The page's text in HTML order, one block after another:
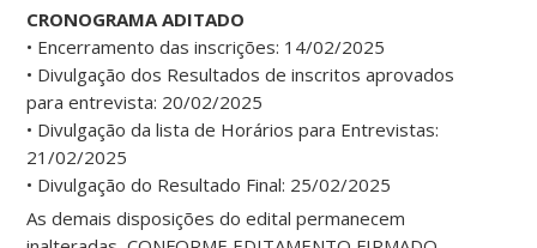
CRONOGRAMA ADITADO
• Encerramento das inscrições: 14/02/2025
• Divulgação dos Resultados de inscritos aprovados
para entrevista: 20/02/2025
• Divulgação da lista de Horários para Entrevistas:
21/02/2025
• Divulgação do Resultado Final: 25/02/2025
As demais disposições do edital permanecem